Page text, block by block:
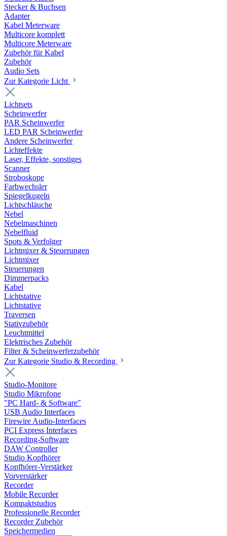
Stecker & Buchsen
Adapter
Kabel Meterware
Multicore komplett
Multicore Meterware
Zubehör für Kabel
Zubehör
Audio Sets
Zur Kategorie Licht
Lichtsets
Scheinwerfer
PAR Scheinwerfer
LED PAR Scheinwerfer
Andere Scheinwerfer
Lichteffekte
Laser, Effekte, sonstiges
Scanner
Stroboskope
Farbwechsler
Spiegelkugeln
Lichtschläuche
Nebel
Nebelmaschinen
Nebelfluid
Spots & Verfolger
Lichtmixer & Steuerungen
Lichtmixer
Steuerungen
Dimmerpacks
Kabel
Lichtstative
Lichtstative
Traversen
Stativzubehör
Leuchtmittel
Elektrisches Zubehör
Filter & Scheinwerferzubehör
Zur Kategorie Studio & Recording
Studio-Monitore
Studio Mikrofone
"PC Hard- & Software"
USB Audio Interfaces
Firewire Audio-Interfaces
PCI Express Interfaces
Recording-Software
DAW Controller
Studio Kopfhörer
Kopfhörer-Verstärker
Vorverstärker
Recorder
Mobile Recorder
Kompaktstudios
Professionelle Recorder
Recorder Zubehör
Speichermedien